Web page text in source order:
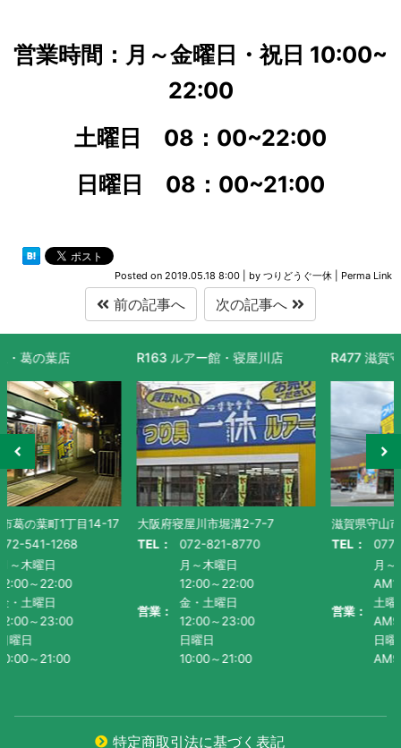
営業時間：月～金曜日・祝日 10:00~
22:00
土曜日 08：00~22:00
日曜日 08：00~21:00
Posted on 2019.05.18 8:00 by つりどうぐ一休 Perma Link
前の記事へ 次の記事へ
R163 ルアー館・寝屋川店
大阪府寝屋川市堀溝2-7-7
TEL： 072-821-8770
営業：
12:00～22:00
12:00～23:00
10:00～21:00
R477 滋賀守山店
滋賀県守山市水保町1130番地-1
TEL： 077-585-5011
営業：
AM10:00～PM9:00
AM9:00~PM9:00
AM9:00～PM8:00
特定商取引法に基づく表記